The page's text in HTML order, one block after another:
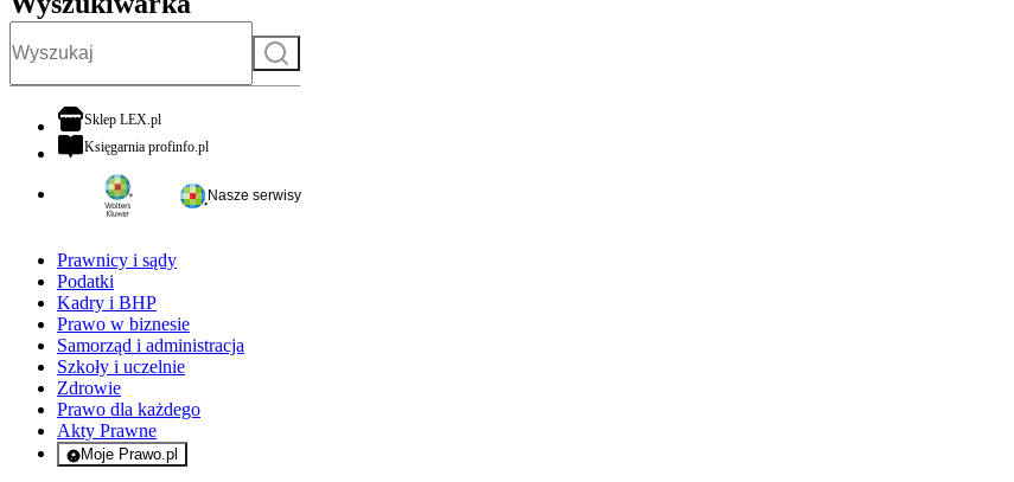
Szukaj
Sklep LEX.plotwiera się w nowej karcie
Księgarnia profinfo.plotwiera się w nowej karcie
Nasze serwisy
Prawnicy i sądy
Podatki
Kadry i BHP
Prawo w biznesie
Samorząd i administracja
Szkoły i uczelnie
Zdrowie
Prawo dla każdego
Akty Prawne
Moje Prawo.pl
- rejestracja i logowanie do serwisu